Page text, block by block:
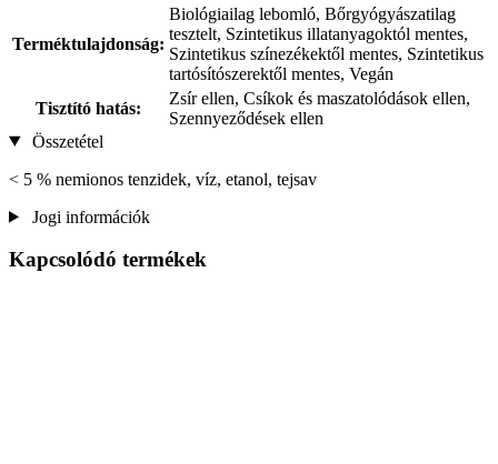
Terméktulajdonság:
Biológiailag lebomló, Bőrgyógyászatilag
tesztelt, Szintetikus illatanyagoktól mentes,
Szintetikus színezékektől mentes, Szintetikus
tartósítószerektől mentes, Vegán
Tisztító hatás:
Zsír ellen, Csíkok és maszatolódások ellen,
Szennyeződések ellen
Összetétel
< 5 % nemionos tenzidek, víz, etanol, tejsav
Jogi információk
Kapcsolódó termékek